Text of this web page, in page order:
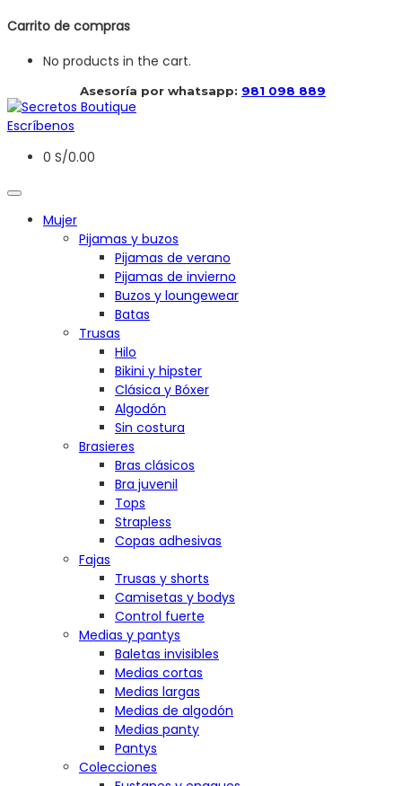
Carrito de compras
No products in the cart.
Asesoría por whatsapp: 981 098 889
Escríbenos
0 S/0.00
Mujer
Pijamas y buzos
Pijamas de verano
Pijamas de invierno
Buzos y loungewear
Batas
Trusas
Hilo
Bikini y hipster
Clásica y Bóxer
Algodón
Sin costura
Brasieres
Bras clásicos
Bra juvenil
Tops
Strapless
Copas adhesivas
Fajas
Trusas y shorts
Camisetas y bodys
Control fuerte
Medias y pantys
Baletas invisibles
Medias cortas
Medias largas
Medias de algodón
Medias panty
Pantys
Colecciones